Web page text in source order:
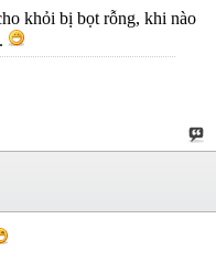
khỏi bị bọt rỗng, khi nào